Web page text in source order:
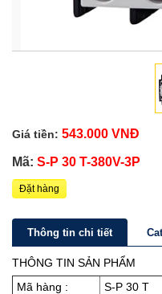
Giá tiền: 543.000 VNĐ
Mã: S-P 30 T-380V-3P
Đặt hàng
Thông tin chi tiết
THÔNG TIN SẢN PHẨM
Mã hàng :
S-P 30 T